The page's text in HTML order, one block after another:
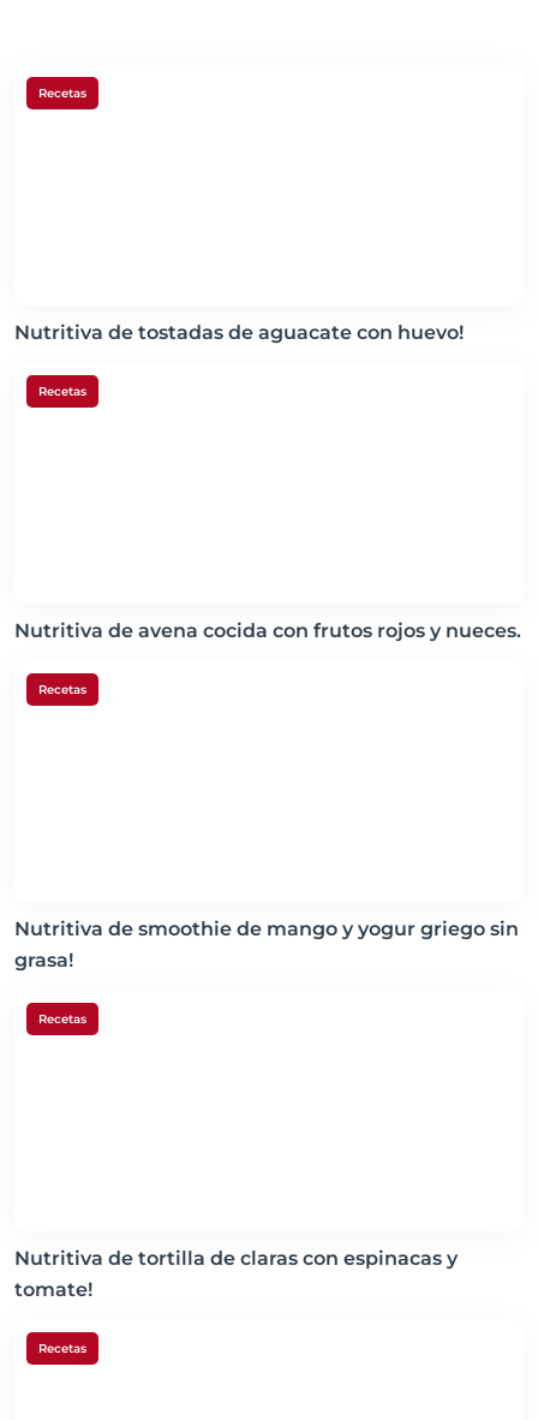
Recetas
Nutritiva de tostadas de aguacate con huevo!
Recetas
Nutritiva de avena cocida con frutos rojos y nueces.
Recetas
Nutritiva de smoothie de mango y yogur griego sin
grasa!
Recetas
Nutritiva de tortilla de claras con espinacas y
tomate!
Recetas